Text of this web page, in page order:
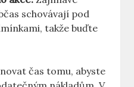
schovávají pod
takže buďte
čas tomu, abyste